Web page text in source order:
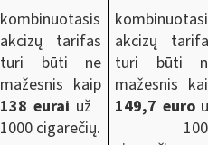
kombinuotasis
akcizų tarifas
turi būti ne
mažesnis kaip
138 eurai už
1000 cigarečių.
akcizų
turi būti
mažesnis
149,7 euro